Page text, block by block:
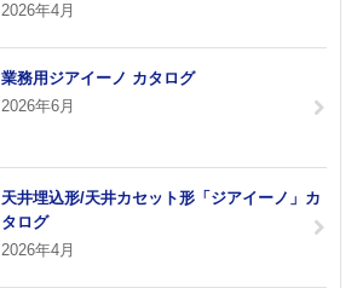
2026年4月
業務用ジアイーノ カタログ
2026年6月
天井埋込形/天井カセット形「ジアイーノ」カ
タログ
2026年4月